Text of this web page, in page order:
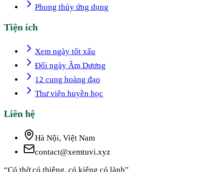
Phong thủy ứng dụng
Tiện ích
Xem ngày tốt xấu
Đổi ngày Âm Dương
12 cung hoàng đạo
Thư viện huyền học
Liên hệ
Hà Nội, Việt Nam
contact@xemtuvi.xyz
“Có thờ có thiêng, có kiêng có lành”